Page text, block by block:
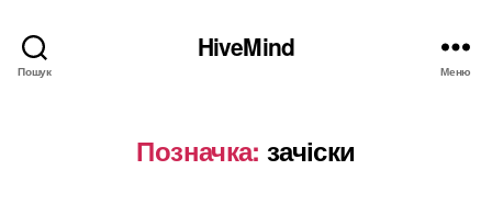
Пошук
HiveMind
Меню
Позначка: зачіски